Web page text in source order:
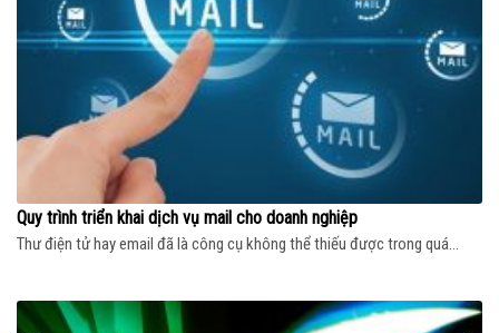
Quy trình triển khai dịch vụ mail cho doanh nghiệp
Thư điện tử hay email đã là công cụ không thể thiếu được trong quá...